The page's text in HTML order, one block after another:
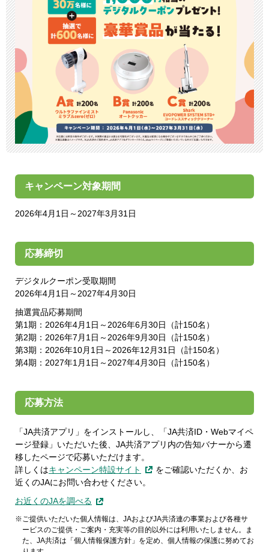
キャンペーン対象期間
2026年4月1日～2027年3月31日
応募締切
デジタルクーポン受取期間
2026年4月1日～2027年4月30日
抽選賞品応募期間
第1期：2026年4月1日～2026年6月30日（計150名）
第2期：2026年7月1日～2026年9月30日（計150名）
第3期：2026年10月1日～2026年12月31日（計150名）
第4期：2027年1月1日～2027年4月30日（計150名）
応募方法
「JA共済アプリ」をインストールし、「JA共済ID・Webマイペ
ージ登録」いただいた後、JA共済アプリ内の告知バナーから遷
移したページで応募いただけます。
詳しくはキャンペーン特設サイト
をご確認いただくか、お
近くのJAにお問い合わせください。
お近くのJAを調べる
ご提供いただいた個人情報は、JAおよびJA共済連の事業および各種サ
ービスのご提供・ご案内・充実等の目的以外には利用いたしません。ま
た、JA共済は「個人情報保護方針」を定め、個人情報の保護に努めてお